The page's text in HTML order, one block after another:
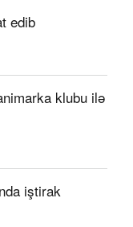
edib
klubu ilə
iştirak